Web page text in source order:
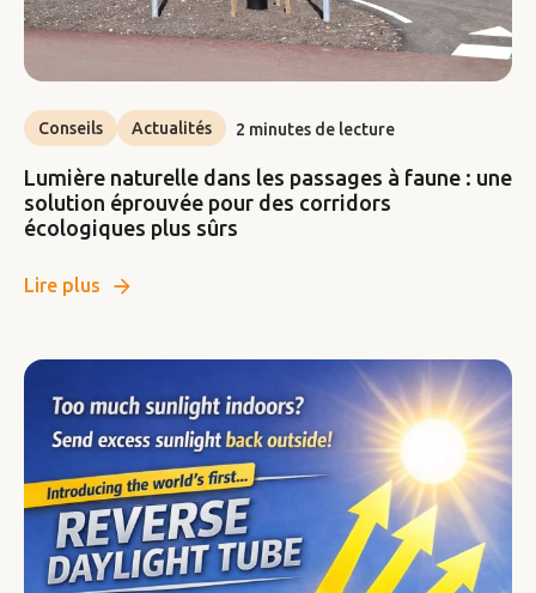
Conseils Actualités 2 minutes de lecture
Lumière naturelle dans les passages à faune : une
solution éprouvée pour des corridors
écologiques plus sûrs
Lire plus